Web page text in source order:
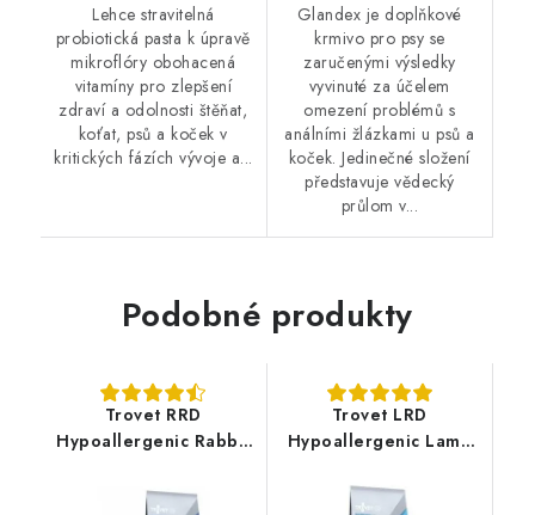
Lehce stravitelná
probiotická pasta k úpravě
mikroflóry obohacená
vitamíny pro zlepšení
zdraví a odolnosti štěňat,
koťat, psů a koček v
kritických fázích vývoje a...
Glandex je doplňkové
krmivo pro psy se
zaručenými výsledky
vyvinuté za účelem
omezení problémů s
análními žlázkami u psů a
koček. Jedinečné složení
představuje vědecký
průlom v...
Podobné produkty
Trovet RRD
Hypoallergenic Rabbit
Trovet LRD
Hypoallergenic Lamb